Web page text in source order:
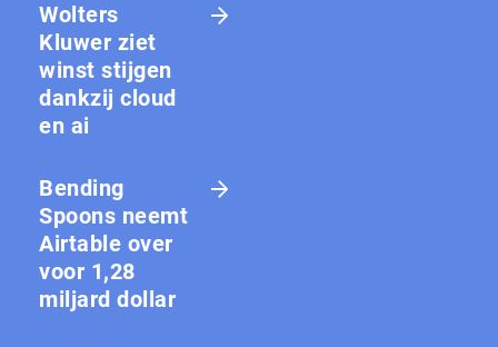
Wolters
Kluwer ziet
winst stijgen
dankzij cloud
en ai
Bending
Spoons neemt
Airtable over
voor 1,28
miljard dollar